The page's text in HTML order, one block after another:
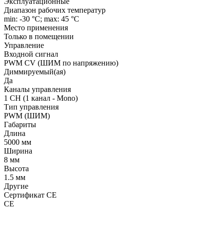
Диапазон рабочих температур
min: -30 °C; max: 45 °C
Место применения
Только в помещении
Управление
Входной сигнал
PWM СV (ШИМ по напряжению)
Диммируемый(ая)
Да
Каналы управления
1 CH (1 канал - Mono)
Тип управления
PWM (ШИМ)
Габариты
Длина
5000 мм
Ширина
8 мм
Высота
1.5 мм
Другие
Сертификат CE
CE